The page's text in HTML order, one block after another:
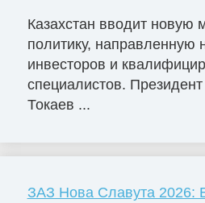
Казахстан вводит новую
политику, направленную
инвесторов и
специалистов.
Токаев ...
ЗАЗ Нова Славута 2026: